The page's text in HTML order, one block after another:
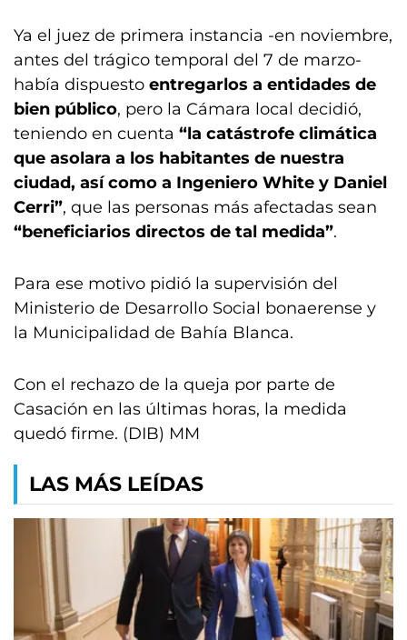
Ya el juez de primera instancia -en noviembre,
antes del trágico temporal del 7 de marzo-
había dispuesto entregarlos a entidades de
bien público, pero la Cámara local decidió,
teniendo en cuenta “la catástrofe climática
que asolara a los habitantes de nuestra
ciudad, así como a Ingeniero White y Daniel
Cerri”, que las personas más afectadas sean
“beneficiarios directos de tal medida”.
Para ese motivo pidió la supervisión del
Ministerio de Desarrollo Social bonaerense y
la Municipalidad de Bahía Blanca.
Con el rechazo de la queja por parte de
Casación en las últimas horas, la medida
quedó firme. (DIB) MM
LAS MÁS LEÍDAS